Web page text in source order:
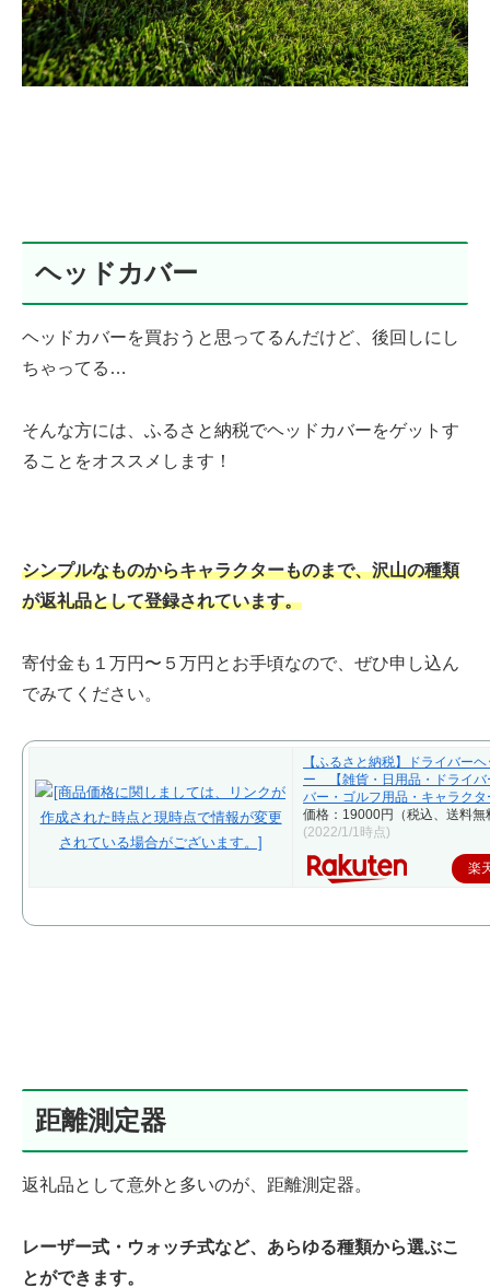
ヘッドカバー
ヘッドカバーを買おうと思ってるんだけど、後回しにし
ちゃってる…
そんな方には、ふるさと納税でヘッドカバーをゲットす
ることをオススメします！
シンプルなものからキャラクターものまで、沢山の種類
が返礼品として登録されています。
寄付金も１万円〜５万円とお手頃なので、ぜひ申し込ん
でみてください。
【ふるさと納税】ドライバー
ー 【雑貨・日用品・ドライバ
バー・ゴルフ用品・キャラクタ
価格：19000円（税込、送料無
(2022/1/1時点)
楽
距離測定器
返礼品として意外と多いのが、距離測定器。
レーザー式・ウォッチ式など、あらゆる種類から選ぶこ
とができます。